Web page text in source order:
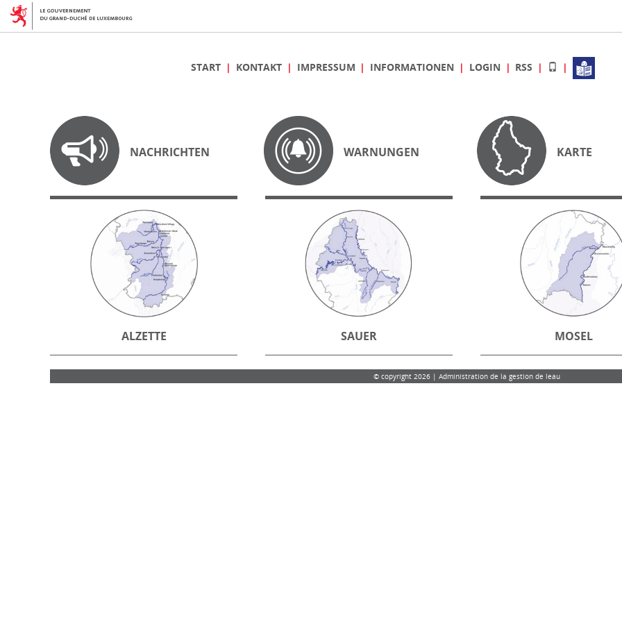
START KONTAKT IMPRESSUM INFORMATIONEN LOGIN RSS
NACHRICHTEN WARNUNGEN KARTE
ALZETTE SAUER MOSEL
© copyright 2026 | Administration de la gestion de leau